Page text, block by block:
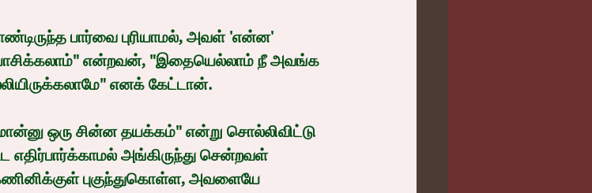
என்றவன், "இதையெல்லாம் நீ அவங்க
எனக் கேட்டான்.
அங்கிருந்து சென்றவள்
புகுந்துகொள்ள, அவளையே